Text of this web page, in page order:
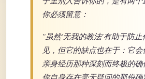
你必须留意：
"虽然‘无我的教法’有助于防
见，但它的缺点也在于：它
亲身经历那种深刻而终极的